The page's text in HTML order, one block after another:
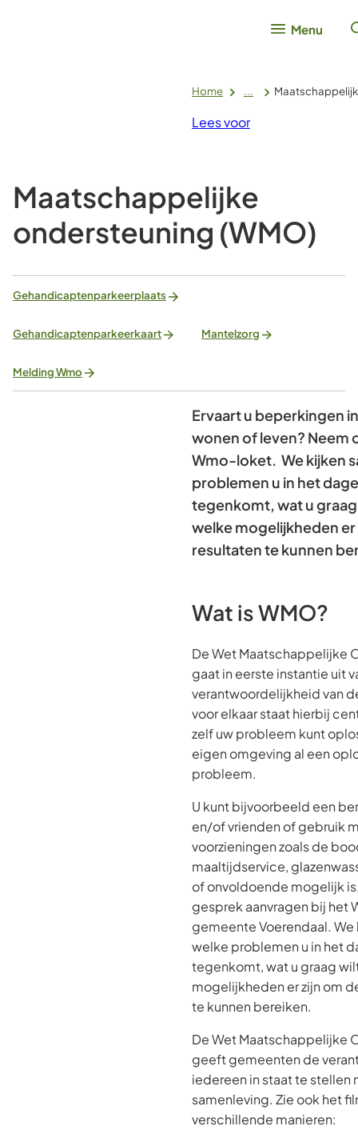
Menu
Home ...
Lees voor
Maatschappelijke
ondersteuning (WMO)
Gehandicaptenparkeerplaats
Gehandicaptenparkeerkaart Mantelzorg
Melding Wmo
Ervaart u beperkingen
wonen of leven? Neem
Wmo-loket. We kijken
problemen u in het
tegenkomt, wat u
welke mogelijkheden
resultaten te kunnen
Wat is WMO?
De Wet Maatschappelijke
gaat in eerste instantie uit
verantwoordelijkheid van
voor elkaar staat hierbij
zelf uw probleem kunt
eigen omgeving al een
probleem.
U kunt bijvoorbeeld een
en/of vrienden of gebruik
voorzieningen zoals de
maaltijdservice,
of onvoldoende mogelijk
gesprek aanvragen bij het
gemeente Voerendaal.
welke problemen u in het
tegenkomt, wat u graag
mogelijkheden er zijn om
te kunnen bereiken.
De Wet Maatschappelijke
geeft gemeenten de
iedereen in staat te stellen
samenleving. Zie ook het
verschillende manieren: